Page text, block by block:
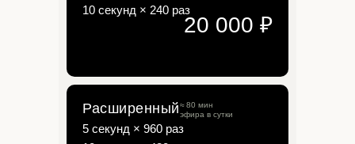
10 секунд × 240 раз
20 000 ₽
Расширенный≈ 80 мин
эфира в сутки
5 секунд × 960 раз